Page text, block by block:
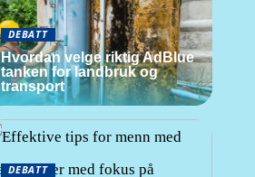
DEBATT
Hvordan velge riktig AdBlue
tanken for landbruk og
transport
DEBATT